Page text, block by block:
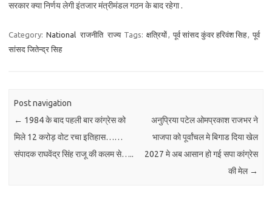
सरकार क्या निर्णय लेगी इंतजार मंत्रीमंडल गठन के बाद रहेगा .
Category: National राजनीति राज्य Tags: क्षत्रियों, पूर्व सांसद कुंवर हरिवंश सिह, पूर्व
सांसद जितेन्द्र सिह
Post navigation
← 1984 के बाद पहली बार कांग्रेस को
मिले 12 करोड़ वोट रचा इतिहास……
संपादक राघवेंद्र सिंह राजू की कलम से…..
अनुप्रिया पटेल ओमप्रकाश राजभर ने
भाजपा को पूर्वांचल मे बिगाड दिया खेल
2027 मे अब आसान हो गई सपा कांग्रेस
की मेल →